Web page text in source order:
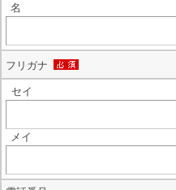
名
フリガナ
セイ
メイ